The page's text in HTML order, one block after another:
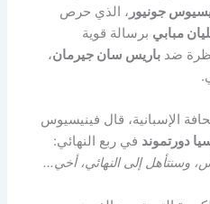
جونيور ، الذي حرص
مبابي برسالة قوية
ضدباريس سان جيرمان،
الإسبانية، قال فينيسيوس
دورتموند في ربع النهائي:
وسنتأهل إلى النهائي، أخي…